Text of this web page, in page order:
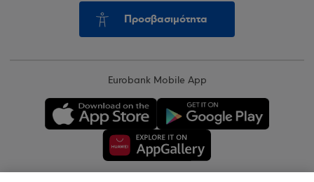
Προσβασιμότητα
Eurobank Mobile App